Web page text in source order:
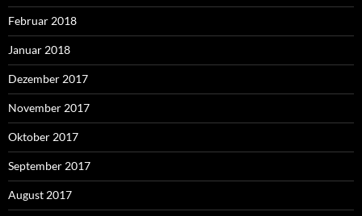
Februar 2018
Januar 2018
Dezember 2017
November 2017
Oktober 2017
September 2017
August 2017